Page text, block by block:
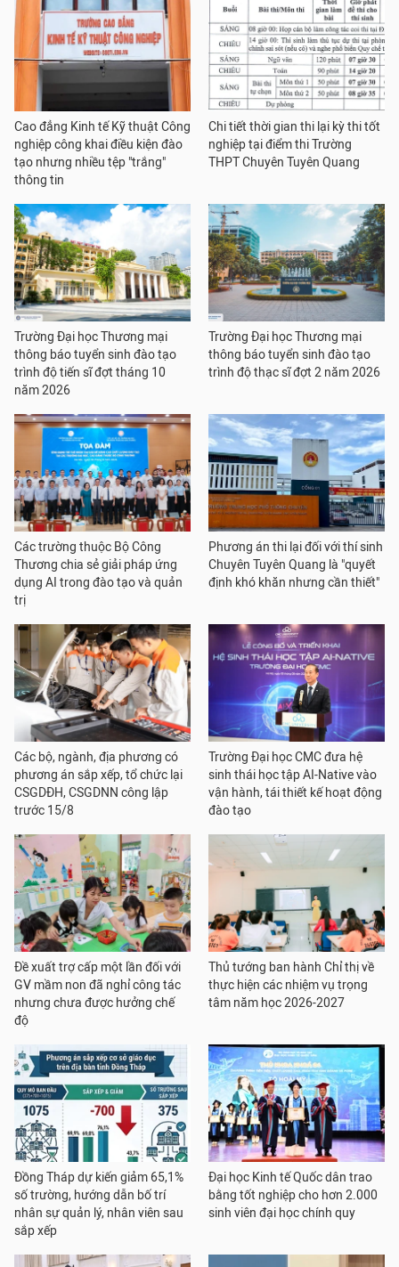
Cao đẳng Kinh tế Kỹ thuật Công
nghiệp công khai điều kiện đào
tạo nhưng nhiều tệp "trắng"
thông tin
Chi tiết thời gian thi lại kỳ thi tốt
nghiệp tại điểm thi Trường
THPT Chuyên Tuyên Quang
Trường Đại học Thương mại
thông báo tuyển sinh đào tạo
trình độ tiến sĩ đợt tháng 10
năm 2026
Trường Đại học Thương mại
thông báo tuyển sinh đào tạo
trình độ thạc sĩ đợt 2 năm 2026
Các trường thuộc Bộ Công
Thương chia sẻ giải pháp ứng
dụng AI trong đào tạo và quản
trị
Phương án thi lại đối với thí sinh
Chuyên Tuyên Quang là "quyết
định khó khăn nhưng cần thiết"
Các bộ, ngành, địa phương có
phương án sắp xếp, tổ chức lại
CSGDĐH, CSGDNN công lập
trước 15/8
Trường Đại học CMC đưa hệ
sinh thái học tập AI-Native vào
vận hành, tái thiết kế hoạt động
đào tạo
Đề xuất trợ cấp một lần đối với
GV mầm non đã nghỉ công tác
nhưng chưa được hưởng chế
độ
Thủ tướng ban hành Chỉ thị về
thực hiện các nhiệm vụ trọng
tâm năm học 2026-2027
Đồng Tháp dự kiến giảm 65,1%
số trường, hướng dẫn bố trí
nhân sự quản lý, nhân viên sau
sắp xếp
Đại học Kinh tế Quốc dân trao
bằng tốt nghiệp cho hơn 2.000
sinh viên đại học chính quy